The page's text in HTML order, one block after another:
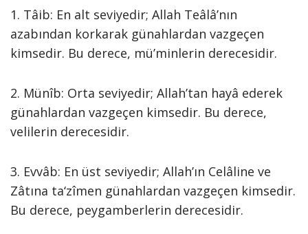
1. Tâib: En alt seviyedir; Allah Teâlâ’nın
azabından korkarak günahlardan vazgeçen
kimsedir. Bu derece, mü’minlerin derecesidir.
2. Münîb: Orta seviyedir; Allah’tan hayâ ederek
günahlardan vazgeçen kimsedir. Bu derece,
velilerin derecesidir.
3. Evvâb: En üst seviyedir; Allah’ın Celâline ve
Zâtına ta‘zîmen günahlardan vazgeçen kimsedir.
Bu derece, peygamberlerin derecesidir.